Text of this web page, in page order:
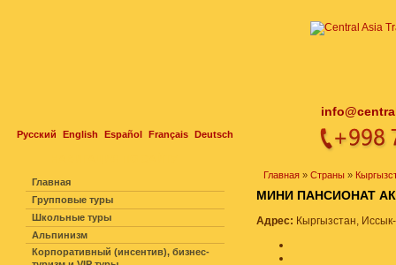
Русский English Español Français Deutsch
Главная » Страны »
МИНИ ПАНСИОНАТ
Адрес: Кыргызстан,
Главная
Групповые туры
Школьные туры
Альпинизм
Корпоративный (инсентив), бизнес-